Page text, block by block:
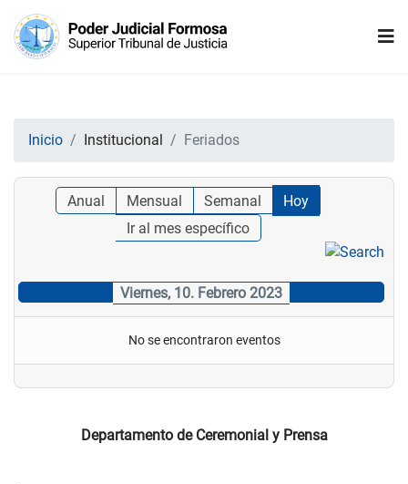
Inicio Institucional Feriados
Anual Mensual Semanal
Hoy
Ir al mes específico
Viernes, 10. Febrero 2023
No se encontraron eventos
Departamento de Ceremonial y Prensa